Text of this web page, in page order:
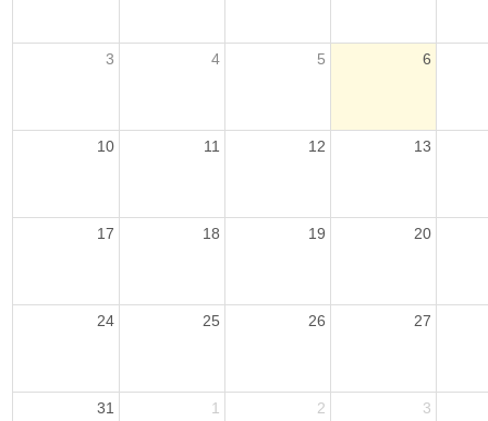
3 4 5 6
10 11 12 13
17 18 19 20
24 25 26 27
31 1 2 3